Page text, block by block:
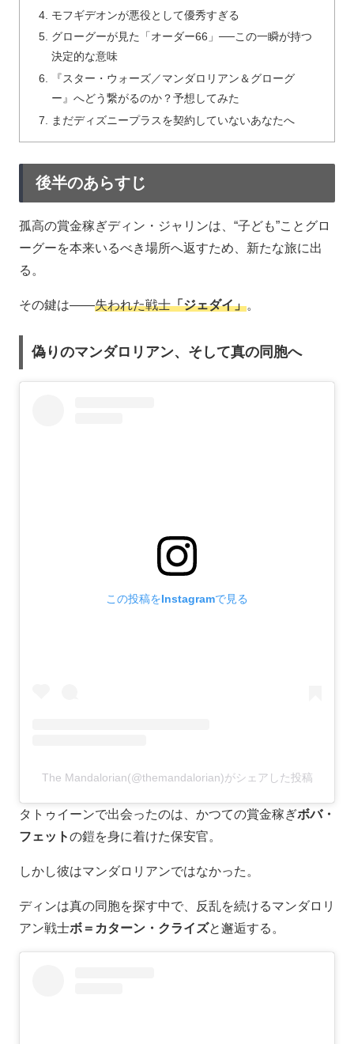
モフギデオンが悪役として優秀すぎる
グローグーが見た「オーダー66」──この一瞬が持つ
決定的な意味
『スター・ウォーズ／マンダロリアン＆グローグ
ー』へどう繋がるのか？予想してみた
まだディズニープラスを契約していないあなたへ
後半のあらすじ
孤高の賞金稼ぎディン・ジャリンは、“子ども”ことグロ
ーグーを本来いるべき場所へ返すため、新たな旅に出
る。
その鍵は――失われた戦士「ジェダイ」。
偽りのマンダロリアン、そして真の同胞へ
この投稿をInstagramで見る
The Mandalorian(@themandalorian)がシェアした投稿
タトゥイーンで出会ったのは、かつての賞金稼ぎボバ・
フェットの鎧を身に着けた保安官。
しかし彼はマンダロリアンではなかった。
ディンは真の同胞を探す中で、反乱を続けるマンダロリ
アン戦士ボ＝カターン・クライズと邂逅する。